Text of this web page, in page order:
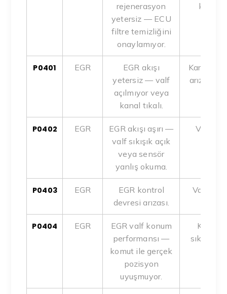
rejenerasyon
yetersiz — ECU
filtre temizliğini
onaylamıyor.
kurum,
P0401 EGR
EGR akışı
yetersiz — valf
açılmıyor veya
kanal tıkalı.
Karbon
arızası,
P0402 EGR
EGR akışı aşırı —
valf sıkışık açık
veya sensör
yanlış okuma.
Valf
P0403 EGR
EGR kontrol
devresi arızası.
Valf
P0404 EGR
EGR valf konum
performansı —
komut ile gerçek
pozisyon
uyuşmuyor.